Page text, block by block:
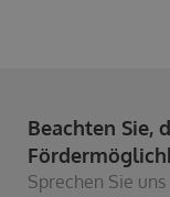
Beachten Sie,
Sprechen Sie